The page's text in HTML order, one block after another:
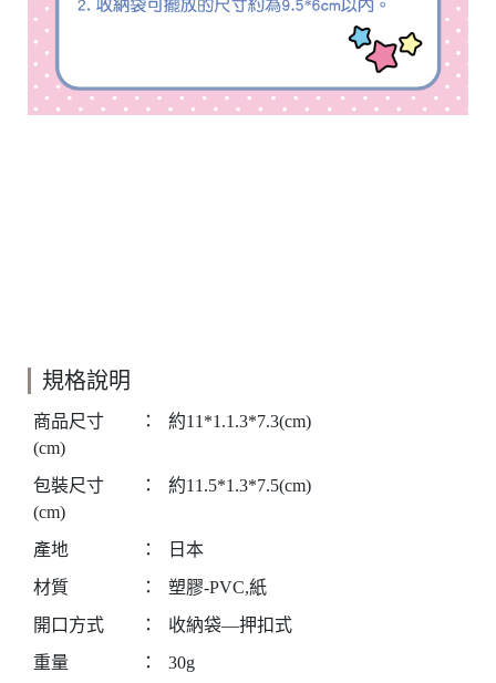
規格說明
商品尺寸
(cm)
： 約11*1.1.3*7.3(cm)
包裝尺寸
(cm)
： 約11.5*1.3*7.5(cm)
產地 ：
日本
材質
：
塑膠-PVC,紙
開口方式
：
收納袋—押扣式
重量
：
30g